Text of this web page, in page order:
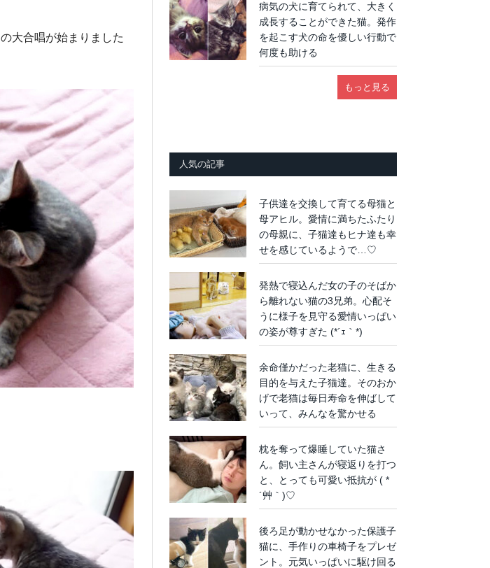
の大合唱が始まりました
病気の犬に育てられて、大きく
成長することができた猫。発作
を起こす犬の命を優しい行動で
何度も助ける
もっと見る
人気の記事
子供達を交換して育てる母猫と
母アヒル。愛情に満ちたふたり
の母親に、子猫達もヒナ達も幸
せを感じているようで…♡
発熱で寝込んだ女の子のそばか
ら離れない猫の3兄弟。心配そ
うに様子を見守る愛情いっぱい
の姿が尊すぎた (*´ｪ｀*)
余命僅かだった老猫に、生きる
目的を与えた子猫達。そのおか
げで老猫は毎日寿命を伸ばして
いって、みんなを驚かせる
枕を奪って爆睡していた猫さ
ん。飼い主さんが寝返りを打つ
と、とっても可愛い抵抗が ( *
´艸｀)♡
後ろ足が動かせなかった保護子
猫に、手作りの車椅子をプレゼ
ント。元気いっぱいに駆け回る